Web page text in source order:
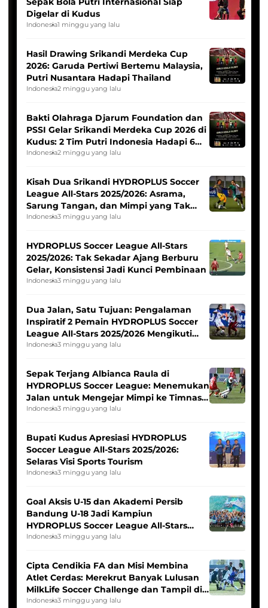
Digelar di Kudus
Indonesia1 minggu yang lalu
Hasil Drawing Srikandi Merdeka Cup
2026: Garuda Pertiwi Bertemu Malaysia,
Putri Nusantara Hadapi Thailand
Indonesia2 minggu yang lalu
Bakti Olahraga Djarum Foundation dan
PSSI Gelar Srikandi Merdeka Cup 2026 di
Kudus: 2 Tim Putri Indonesia Hadapi 6
Tim Asia
Indonesia2 minggu yang lalu
Kisah Dua Srikandi HYDROPLUS Soccer
League All-Stars 2025/2026: Asrama,
Sarung Tangan, dan Mimpi yang Tak
Pernah Padam
Indonesia3 minggu yang lalu
HYDROPLUS Soccer League All-Stars
2025/2026: Tak Sekadar Ajang Berburu
Gelar, Konsistensi Jadi Kunci Pembinaan
Indonesia3 minggu yang lalu
Dua Jalan, Satu Tujuan: Pengalaman
Inspiratif 2 Pemain HYDROPLUS Soccer
League All-Stars 2025/2026 Mengikuti
Seleksi Timnas Indonesia Putri
Indonesia3 minggu yang lalu
Sepak Terjang Albianca Raula di
HYDROPLUS Soccer League: Menemukan
Jalan untuk Mengejar Mimpi ke Timnas
Indonesia Putri
Indonesia3 minggu yang lalu
Bupati Kudus Apresiasi HYDROPLUS
Soccer League All-Stars 2025/2026:
Selaras Visi Sports Tourism
Indonesia3 minggu yang lalu
Goal Aksis U-15 dan Akademi Persib
Bandung U-18 Jadi Kampiun
HYDROPLUS Soccer League All-Stars
2025/2026
Indonesia3 minggu yang lalu
Cipta Cendikia FA dan Misi Membina
Atlet Cerdas: Merekrut Banyak Lulusan
MilkLife Soccer Challenge dan Tampil di
HYDROPLUS Soccer League
Indonesia3 minggu yang lalu